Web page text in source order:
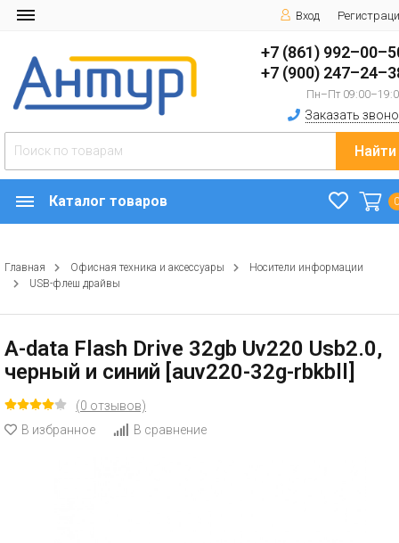
Вход
+7 (861)
+7 (900)
Пн–Пт
Заказать
Найти
Каталог товаров
Главная Офисная техника и аксессуары
Носители информации
USB-флеш драйвы
A-data Flash Drive 32gb Uv220 Usb2.0,
черный и синий [auv220-32g-rbkbll]
(0 отзывов)
В избранное
В сравнение